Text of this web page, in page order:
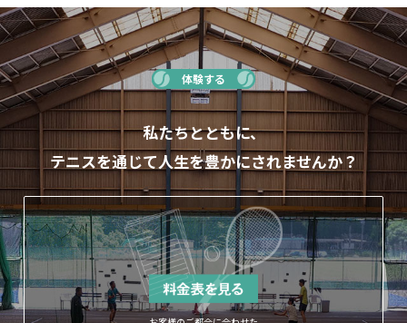
体験する
私たちとともに、
テニスを通じて人生を豊かにされませんか？